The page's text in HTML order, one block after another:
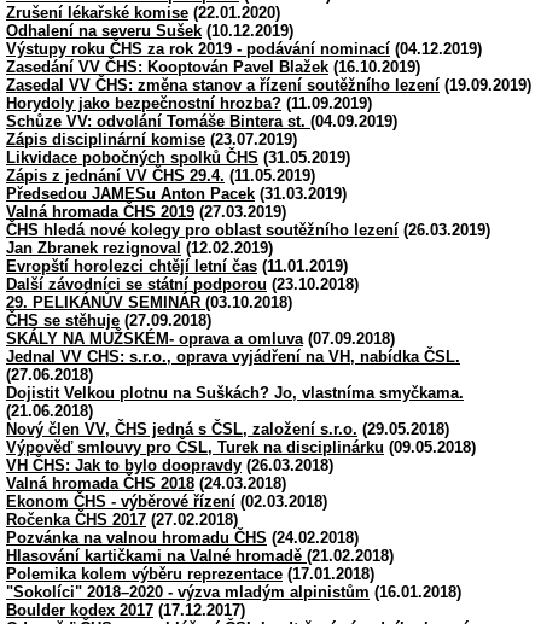
Zrušení lékařské komise (22.01.2020)
Odhalení na severu Sušek (10.12.2019)
Výstupy roku ČHS za rok 2019 - podávání nominací (04.12.2019)
Zasedání VV ČHS: Kooptován Pavel Blažek (16.10.2019)
Zasedal VV ČHS: změna stanov a řízení soutěžního lezení (19.09.2019)
Horydoly jako bezpečnostní hrozba? (11.09.2019)
Schůze VV: odvolání Tomáše Bintera st. (04.09.2019)
Zápis disciplinární komise (23.07.2019)
Likvidace pobočných spolků ČHS (31.05.2019)
Zápis z jednání VV ČHS 29.4. (11.05.2019)
Předsedou JAMESu Anton Pacek (31.03.2019)
Valná hromada ČHS 2019 (27.03.2019)
ČHS hledá nové kolegy pro oblast soutěžního lezení (26.03.2019)
Jan Zbranek rezignoval (12.02.2019)
Evropští horolezci chtějí letní čas (11.01.2019)
Další závodníci se státní podporou (23.10.2018)
29. PELIKÁNŮV SEMINÁŘ (03.10.2018)
ČHS se stěhuje (27.09.2018)
SKÁLY NA MUŽSKÉM- oprava a omluva (07.09.2018)
Jednal VV CHS: s.r.o., oprava vyjádření na VH, nabídka ČSL.
(27.06.2018)
Dojistit Velkou plotnu na Suškách? Jo, vlastníma smyčkama.
(21.06.2018)
Nový člen VV, ČHS jedná s ČSL, založení s.r.o. (29.05.2018)
Výpověď smlouvy pro ČSL, Turek na disciplinárku (09.05.2018)
VH ČHS: Jak to bylo doopravdy (26.03.2018)
Valná hromada ČHS 2018 (24.03.2018)
Ekonom ČHS - výběrové řízení (02.03.2018)
Ročenka ČHS 2017 (27.02.2018)
Pozvánka na valnou hromadu ČHS (24.02.2018)
Hlasování kartičkami na Valné hromadě (21.02.2018)
Polemika kolem výběru reprezentace (17.01.2018)
"Sokolíci" 2018–2020 - výzva mladým alpinistům (16.01.2018)
Boulder kodex 2017 (17.12.2017)